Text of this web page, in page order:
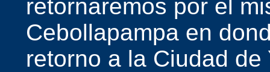
retornaremos por el
Cebollapampa en
retorno a la Ciudad